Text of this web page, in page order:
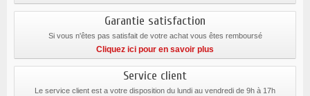
Garantie satisfaction
Si vous n'êtes pas satisfait de votre achat vous êtes remboursé
Cliquez ici pour en savoir plus
Service client
Le service client est a votre disposition du lundi au vendredi de 9h à 17h